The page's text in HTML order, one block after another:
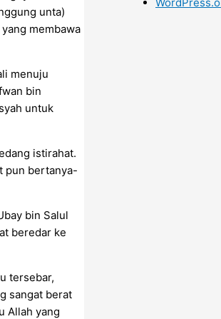
unta)
membawa
menuju
bin
untuk
istirahat.
pun bertanya-
bin Salul
beredar ke
tersebar,
sangat berat
Allah yang